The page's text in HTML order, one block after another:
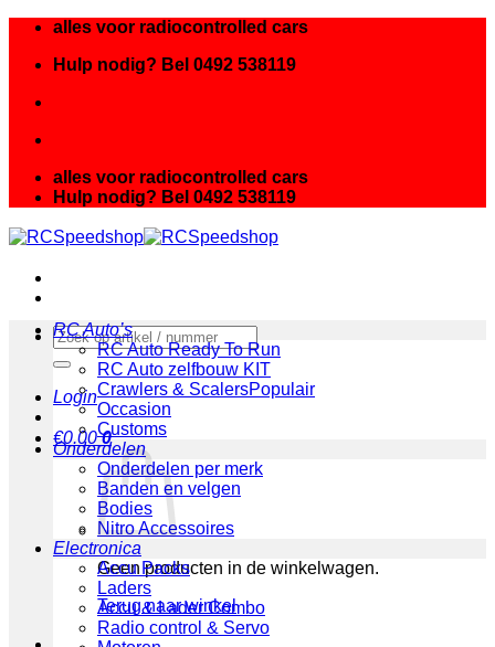
inhoud
alles voor radiocontrolled cars
Hulp nodig? Bel 0492 538119
alles voor radiocontrolled cars
Hulp nodig? Bel 0492 538119
Zoeken
naar:
Login
€0.00 0
Geen producten in de winkelwagen.
Terug naar winkel
RC Auto’s
RC Auto Ready To Run
RC Auto zelfbouw KIT
Crawlers & Scalers
Occasion
Customs
Onderdelen
Onderdelen per merk
Banden en velgen
Bodies
Nitro Accessoires
Electronica
Accu Packs
Laders
Accu & Lader Combo
Radio control & Servo